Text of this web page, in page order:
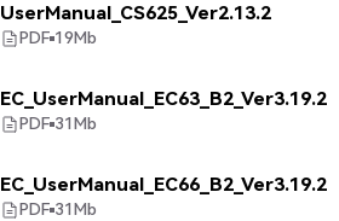
UserManual_CS625_Ver2.13.2
PDF 19Mb
EC_UserManual_EC63_B2_Ver3.19.2
PDF 31Mb
EC_UserManual_EC66_B2_Ver3.19.2
PDF 31Mb